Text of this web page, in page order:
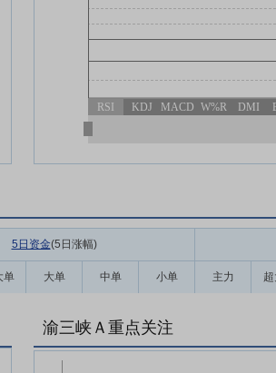
RSI KDJ MACD W%R DMI
5日资金(5日涨幅)
单 大单 中单 小单 主力
渝三峡Ａ重点关注